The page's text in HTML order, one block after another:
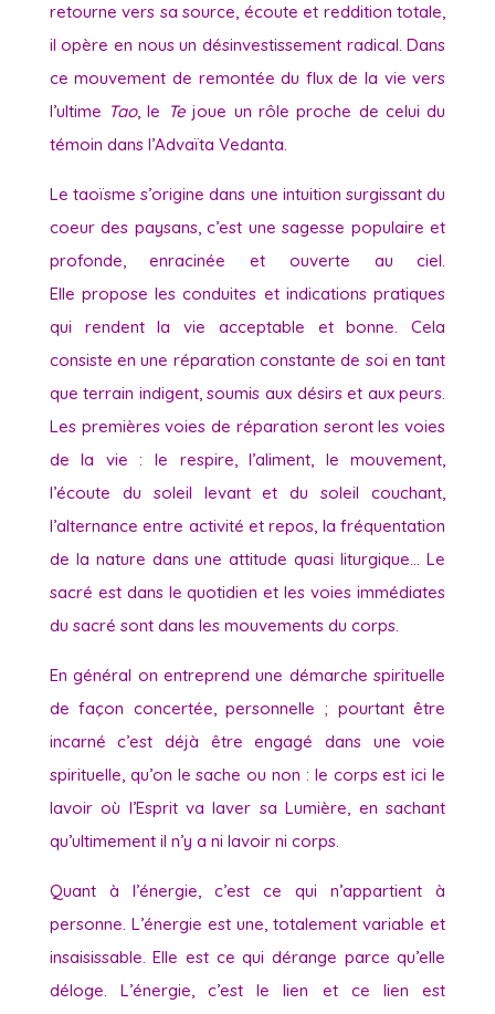
retourne vers sa source, écoute et reddition totale,
il opère en nous un désinvestissement radical. Dans
ce mouvement de remontée du flux de la vie vers
l’ultime Tao, le Tejoue un rôle proche de celui du
témoin dans l’Advaïta Vedanta.
Le taoïsme s’origine dans une intuition surgissant du
coeur des paysans, c’est une sagesse populaire et
profonde, enracinée et ouverte au ciel.
Elle propose les conduites et indications pratiques
qui rendent la vie acceptable et bonne. Cela
consiste en une réparation constante de soi en tant
que terrain indigent, soumis aux désirs et aux peurs.
Les premières voies de réparation seront les voies
de la vie : le respire, l’aliment, le mouvement,
l’écoute du soleil levant et du soleil couchant,
l’alternance entre activité et repos, la fréquentation
de la nature dans une attitude quasi liturgique… Le
sacré est dans le quotidien et les voies immédiates
du sacré sont dans les mouvements du corps.
En général on entreprend une démarche spirituelle
de façon concertée, personnelle ; pourtant être
incarné c’est déjà être engagé dans une voie
spirituelle, qu’on le sache ou non : le corps est ici le
lavoir où l’Esprit va laver sa Lumière, en sachant
qu’ultimement il n’y a ni lavoir ni corps.
Quant à l’énergie, c’est ce qui n’appartient à
personne. L’énergie est une, totalement variable et
insaisissable. Elle est ce qui dérange parce qu’elle
déloge. L’énergie, c’est le lien et ce lien est